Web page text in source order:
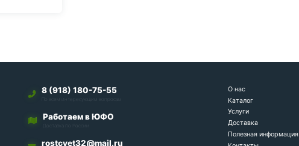
8 (918) 180-75-55
По всем интересующим вопросам
Работаем в ЮФО
rostcvet32@mail.ru
О нас
Каталог
Услуги
Доставка
Полезная информация